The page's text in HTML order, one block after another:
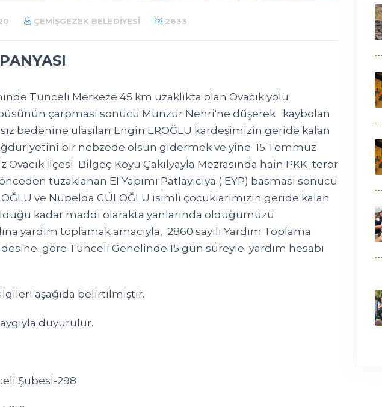
ÇEMIŞGEZEK BELEDIYESI 2633
Tunceli Merkeze 45 km uzaklıkta olan Ovacık yolu
çarpması sonucu Munzur Nehri'ne düşerek kaybolan
bedenine ulaşılan Engin EROĞLU kardeşimizin geride kalan
bir nebzede olsun gidermek ve yine 15 Temmuz
İlçesi Bilgeç Köyü Çakılyayla Mezrasında hain PKK terör
tuzaklanan El Yapımı Patlayıcıya ( EYP) basması sonucu
ve Nupelda GÜLOĞLU isimli çocuklarımızın geride kalan
kadar maddi olarakta yanlarında olduğumuzu
yardım toplamak amacıyla, 2860 sayılı Yardım Toplama
göre Tunceli Genelinde 15 gün süreyle yardım hesabı
aşağıda belirtilmiştir.
duyurulur.
Şubesi-298